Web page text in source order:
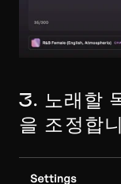
3. 노래할
을 조정합